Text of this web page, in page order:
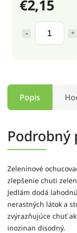
€2,15
Popis
Podrobný
Zeleninové
zlepšenie chuti
Jedlám dodá
nerastných látok a
zvýrazňujúce chuť
inozinan disodný.